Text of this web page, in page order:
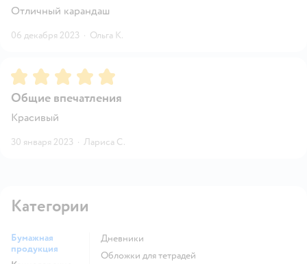
Отличный карандаш
06 декабря 2023 · Ольга К.
Рейтинг:5
Общие впечатления
Красивый
30 января 2023 · Лариса С.
Категории
Бумажная
продукция
Дневники
Обложки для тетрадей